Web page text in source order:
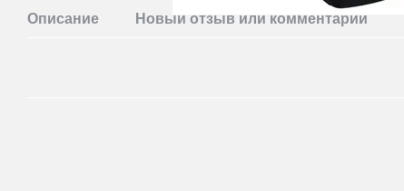
Описание Новый отзыв или комментарий